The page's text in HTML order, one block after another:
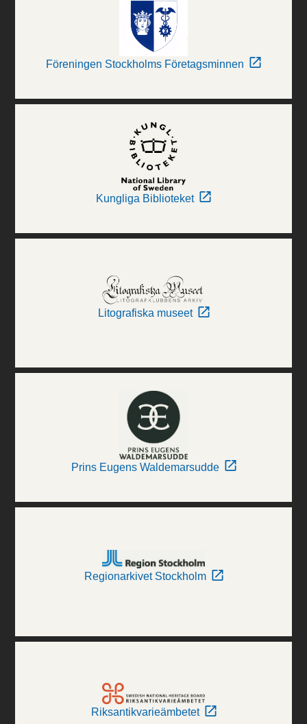
Föreningen Stockholms Företagsminnen
Kungliga Biblioteket
Litografiska museet
Prins Eugens Waldemarsudde
Regionarkivet Stockholm
Riksantikvarieämbetet